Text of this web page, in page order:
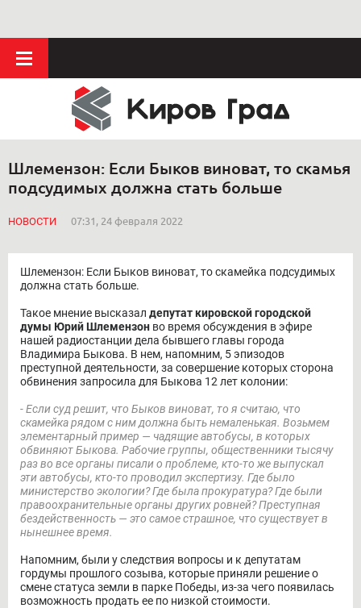
Шлемензон: Если Быков виноват, то скамья
подсудимых должна стать больше
НОВОСТИ 07:31, 24 февраля 2022
Шлемензон: Если Быков виноват, то скамейка подсудимых
должна стать больше.
Такое мнение высказал депутат кировской городской
думы Юрий Шлемензон во время обсуждения в эфире
нашей радиостанции дела бывшего главы города
Владимира Быкова. В нем, напомним, 5 эпизодов
преступной деятельности, за совершение которых сторона
обвинения запросила для Быкова 12 лет колонии:
- Если суд решит, что Быков виноват, то я считаю, что
скамейка рядом с ним должна быть немаленькая. Возьмем
элементарный пример — чадящие автобусы, в которых
обвиняют Быкова. Рабочие группы, общественники тысячу
раз во все органы писали о проблеме, кто-то же выпускал
эти автобусы, кто-то проводил экспертизу. Где было
министерство экологии? Где была прокуратура? Где были
правоохранительные органы других ровней? Преступная
бездейственность — это самое страшное, что существует в
нынешнее время.
Напомним, были у следствия вопросы и к депутатам
гордумы прошлого созыва, которые приняли решение о
смене статуса земли в парке Победы, из-за чего появилась
возможность продать ее по низкой стоимости.